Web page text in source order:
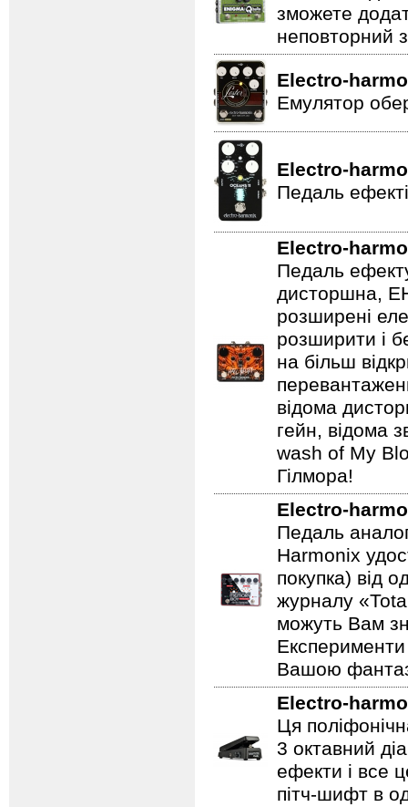
зможете
неповторний
Electro-
Емулятор
Electro-
Педаль
Electro-
Педаль
дисторшна,
розширені
розширити і
на більш
відома
гейн, відома
wash of My
Гілмора!
Electro-
Педаль
Harmonix
покупка) від
журналу
можуть Вам
Вашою
Electro-
Ця
3 октавний
ефекти і все
пітч-шифт в